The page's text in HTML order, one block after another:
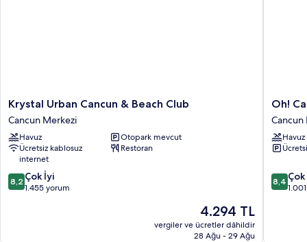
Krystal
Urban
Cancun
&
Beach
Club
Cancun
Merkezi
Krystal Urban Cancun & Beach Club
Cancun Merkezi
Havuz
Otopark mevcut
Ücretsiz kablosuz
internet
Restoran
10
üzerinden
8,2 Çok İyi
1.455 yorum
Güncel
fiyat:
4.294 TL
4.294 TL
vergiler ve ücretler dâhildir
28 Ağu - 29 Ağu
Oh!
Cancun
The
Urban
Oasis
Beach
Club
Oh!
Cancun
Havuz
10
8,4